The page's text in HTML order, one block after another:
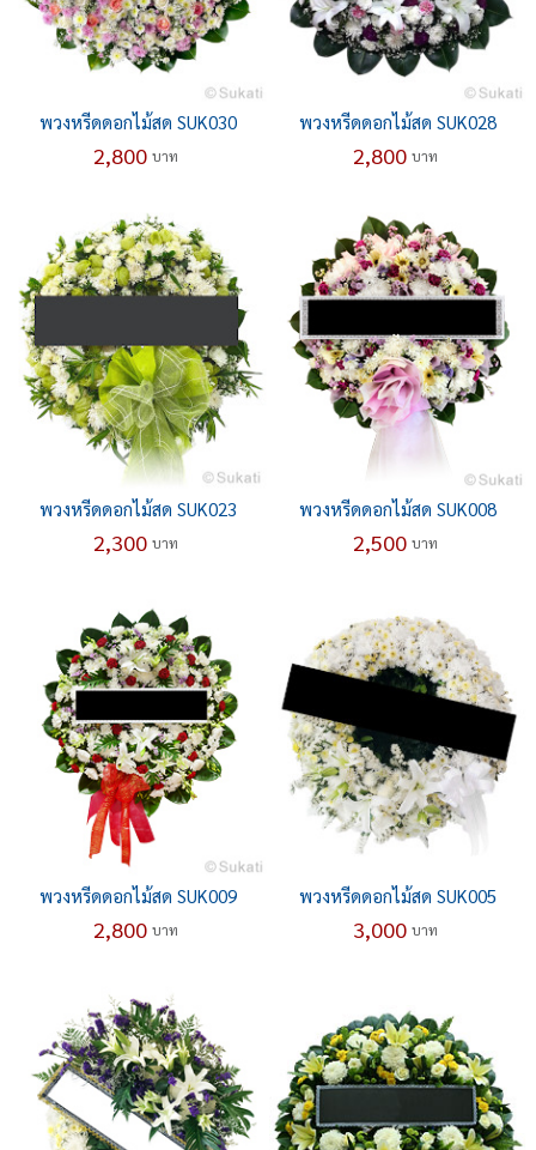
พวงหรีดดอกไม้สด SUK030
2,800 บาท
พวงหรีดดอกไม้สด SUK028
2,800 บาท
พวงหรีดดอกไม้สด SUK023
2,300 บาท
พวงหรีดดอกไม้สด SUK008
2,500 บาท
พวงหรีดดอกไม้สด SUK009
2,800 บาท
พวงหรีดดอกไม้สด SUK005
3,000 บาท